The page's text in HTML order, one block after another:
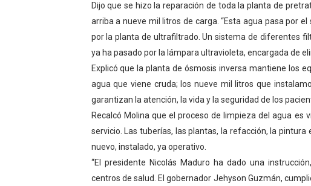
Dijo que se hizo la reparación de toda la planta de
arriba a nueve mil litros de carga. “Esta agua pasa por
por la planta de ultrafiltrado. Un sistema de diferentes
ya ha pasado por la lámpara ultravioleta, encargada de
Explicó que la planta de ósmosis inversa mantiene los
agua que viene cruda; los nueve mil litros que
garantizan la atención, la vida y la seguridad de los
Recalcó Molina que el proceso de limpieza del agua
servicio. Las tuberías, las plantas, la refacción, la
nuevo, instalado, ya operativo.
“El presidente Nicolás Maduro ha dado una
centros de salud. El gobernador Jehyson Guzmán,